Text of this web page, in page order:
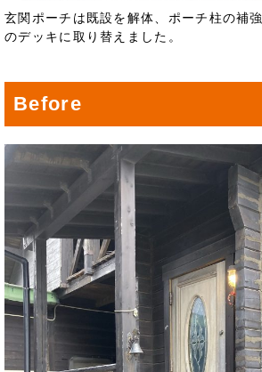
玄関ポーチは既設を解体、ポーチ柱の補
のデッキに取り替えました。
Before